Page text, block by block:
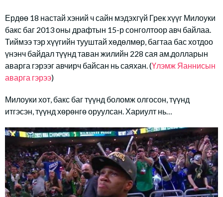
Ердөө 18 настай хэний ч сайн мэдэхгүй Грек хүүг Милоуки
бакс баг 2013 оны драфтын 15-р сонголтоор авч байлаа.
Тиймээ тэр хүүгийн тууштай хөдөлмөр, багтаа бас хотдоо
үнэнч байдал түүнд таван жилийн 228 сая ам.долларын
аварга гэрээг авчирч байсан нь саяхан. (Үлэмж Яаннисын
аварга гэрээ)
Милоуки хот, бакс баг түүнд боломж олгосон, түүнд
итгэсэн, түүнд хөрөнгө оруулсан. Хариулт нь…